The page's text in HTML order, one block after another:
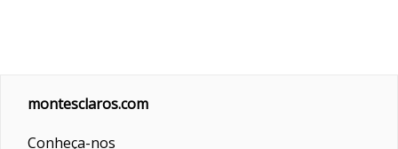
montesclaros.com
Conheça-nos